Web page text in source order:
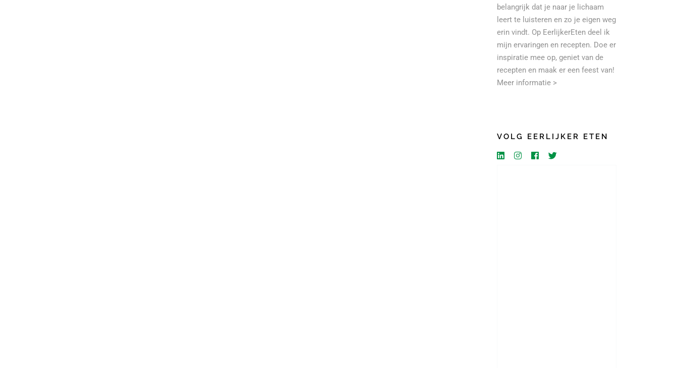
belangrijk dat je naar je lichaam
leert te luisteren en zo je eigen weg
erin vindt. Op EerlijkerEten deel ik
mijn ervaringen en recepten. Doe er
inspiratie mee op, geniet van de
recepten en maak er een feest van!
Meer informatie >
VOLG EERLIJKER ETEN